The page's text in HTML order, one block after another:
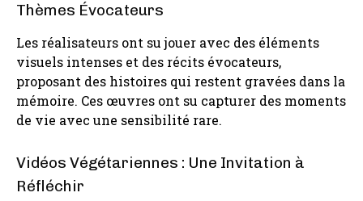
Thèmes Évocateurs
Les réalisateurs ont su jouer avec des éléments
visuels intenses et des récits évocateurs,
proposant des histoires qui restent gravées dans la
mémoire. Ces œuvres ont su capturer des moments
de vie avec une sensibilité rare.
Vidéos Végétariennes : Une Invitation à
Réfléchir